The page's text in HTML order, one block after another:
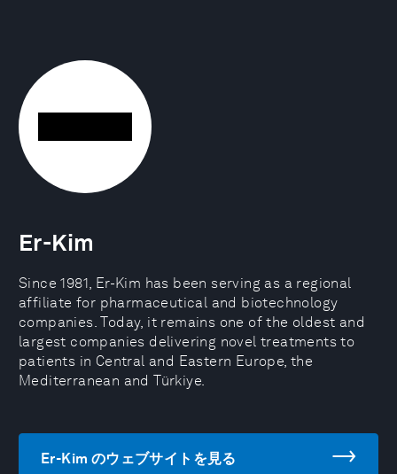
Er-Kim
Since 1981, Er-Kim has been serving as a regional
affiliate for pharmaceutical and biotechnology
companies. Today, it remains one of the oldest and
largest companies delivering novel treatments to
patients in Central and Eastern Europe, the
Mediterranean and Türkiye.
Er-Kim のウェブサイトを見る